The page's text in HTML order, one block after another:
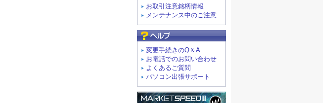
お取引注意銘柄情報
メンテナンス中のご注意
変更手続きのQ＆A
お電話でのお問い合わせ
よくあるご質問
パソコン出張サポート